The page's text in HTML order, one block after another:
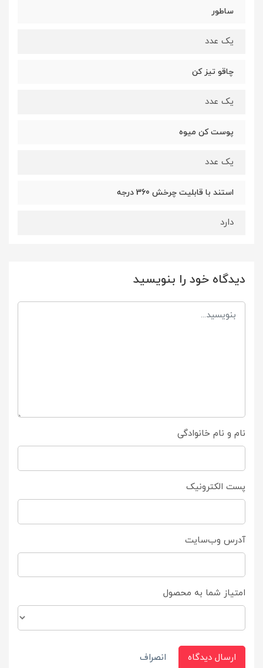
ساطور
یک عدد
چاقو تیز کن
یک عدد
پوست کن میوه
یک عدد
استند با قابلیت چرخش 360 درجه
دارد
دیدگاه خود را بنویسید
نام و نام خانوادگی
پست الکترونیک
آدرس وب‌سایت
امتیاز شما به محصول
ارسال دیدگاه انصراف